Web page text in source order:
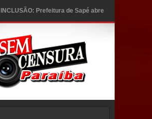
INCLUSÃO: Prefeitura de Sapé abre
Social; veja documentação
necessária!